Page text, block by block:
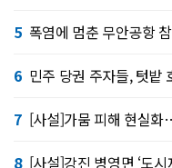
5 폭염에 멈춘 무안공항
6 민주 당권 주자들, 텃밭
7 [사설]가뭄 피해 현실
8 [사설]강진 병영면 ‘도